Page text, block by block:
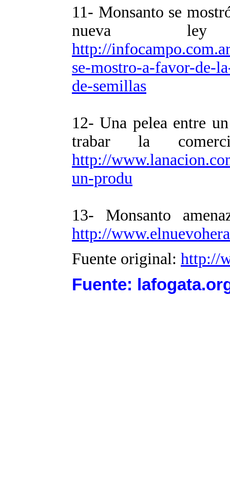
11- Monsanto se
nueva
http://
se-mostro-a-favor-de-
de-semillas
12- Una pelea entre
trabar la
http://
un-produ
13- Monsanto
http://
Fuente original: http://
Fuente: